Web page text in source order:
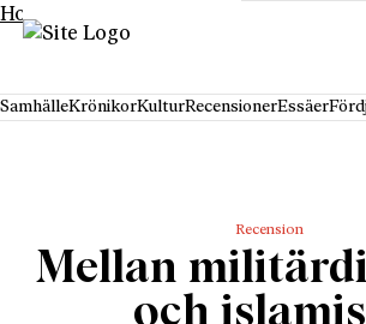
Hoppa till innehåll
SamhälleKrönikorKulturRecensionerEssäer
Recension
Mellan
och